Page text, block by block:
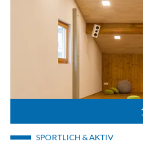
SPORTLICH & AKTIV